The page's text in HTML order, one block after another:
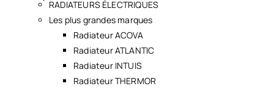
RADIATEURS ÉLECTRIQUES
Les plus grandes marques
Radiateur ACOVA
Radiateur ATLANTIC
Radiateur INTUIS
Radiateur THERMOR